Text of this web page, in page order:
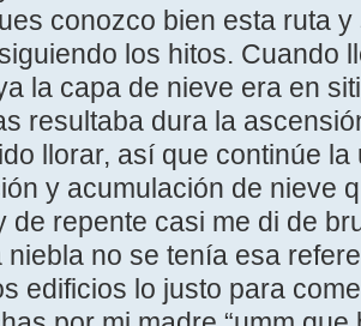
conozco bien esta ruta
los hitos. Cuando
la capa de nieve era en
resultaba dura la
llorar, así que continúe
y acumulación de nieve
de repente casi me di de
niebla no se tenía esa
edificios lo justo para